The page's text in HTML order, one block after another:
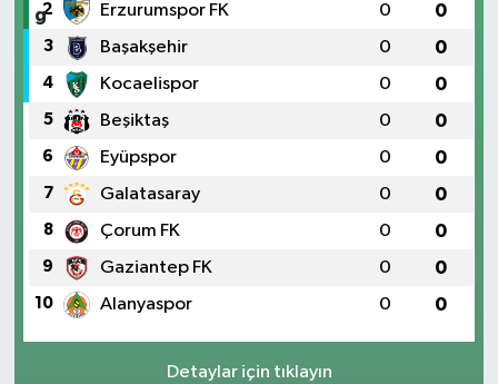
2 Erzurumspor FK 0 0
3 Başakşehir 0 0
4 Kocaelispor 0 0
5 Beşiktaş 0 0
6 Eyüpspor 0 0
7 Galatasaray 0 0
8 Çorum FK 0 0
9 Gaziantep FK 0 0
10 Alanyaspor 0 0
Detaylar için tıklayın